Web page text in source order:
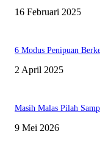
16 Februari 2025
6 Modus Penipuan
2 April 2025
Masih Malas Pilah
9 Mei 2026